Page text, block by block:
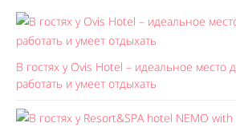
В гостях у Ovis Hotel – идеальное место
работать и умеет отдыхать